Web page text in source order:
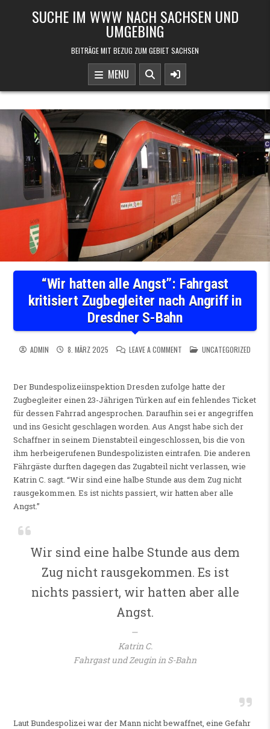
SUCHE IM WWW NACH SACHSEN UND
UMGEBING
BEITRÄGE MIT BEZUG ZUM GEBIET SACHSEN
MENU
“Wir hatten alle Angst”: Fahrgast
kritisiert Zugbegleiter nach Angriff in
Dresdner S-Bahn
ADMIN 8. MÄRZ 2025 LEAVE A COMMENT ON “WIR HATTEN ALLE
POSTED IN
UNCATEGORIZED
Der Bundespolizeiinspektion Dresden zufolge hatte der
Zugbegleiter einen 23-Jährigen Türken auf ein fehlendes Ticket
für dessen Fahrrad angesprochen. Daraufhin sei er angegriffen
und ins Gesicht geschlagen worden. Aus Angst habe sich der
Schaffner in seinem Dienstabteil eingeschlossen, bis die von
ihm herbeigerufenen Bundespolizisten eintrafen. Die anderen
Fährgäste durften dagegen das Zugabteil nicht verlassen, wie
Katrin C. sagt. “Wir sind eine halbe Stunde aus dem Zug nicht
rausgekommen. Es ist nichts passiert, wir hatten aber alle
Angst.”
Wir sind eine halbe Stunde aus dem
Zug nicht rausgekommen. Es ist
nichts passiert, wir hatten aber alle
Angst.
Katrin C.
Fahrgast und Zeugin in S-Bahn
Laut Bundespolizei war der Mann nicht bewaffnet, eine Gefahr